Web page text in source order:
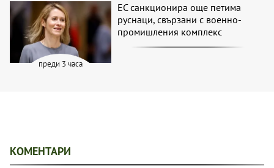
преди 3 часа
ЕС санкционира още петима
руснаци, свързани с военно-
промишления комплекс
КОМЕНТАРИ